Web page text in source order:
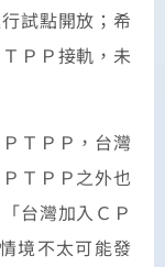
試點開放；希
ＰＰ接軌，未
ＴＰＰ，台灣
ＴＰＰ之外也
台灣加入ＣＰ
境不太可能發